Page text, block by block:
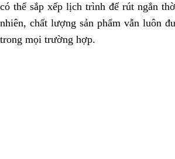
có thể sắp xếp lịch trình để rút ngắn
nhiên, chất lượng sản phẩm vẫn luôn
trong mọi trường hợp.